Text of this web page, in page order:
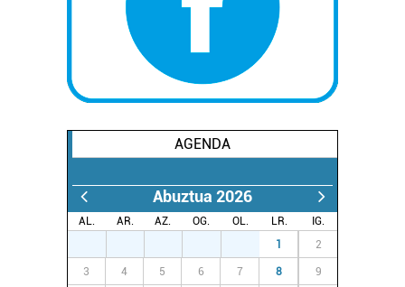
AGENDA
Abuztua 2026
AL. AR. AZ. OG. OL. LR.
IG.
1 2
3 4 5 6 7 8 9